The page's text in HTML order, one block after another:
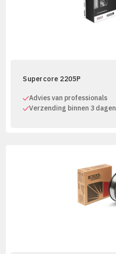
Supercore 2205P
Advies van professionals
Verzending binnen 3 dagen